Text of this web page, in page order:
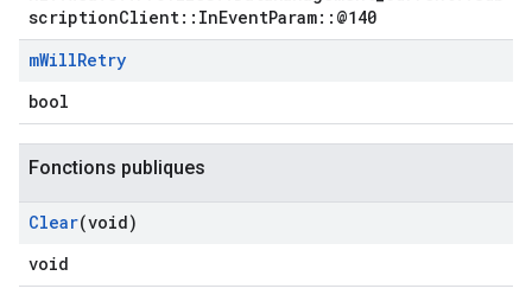
scriptionClient::InEventParam::@140
mWillRetry
bool
Fonctions publiques
Clear(void)
void